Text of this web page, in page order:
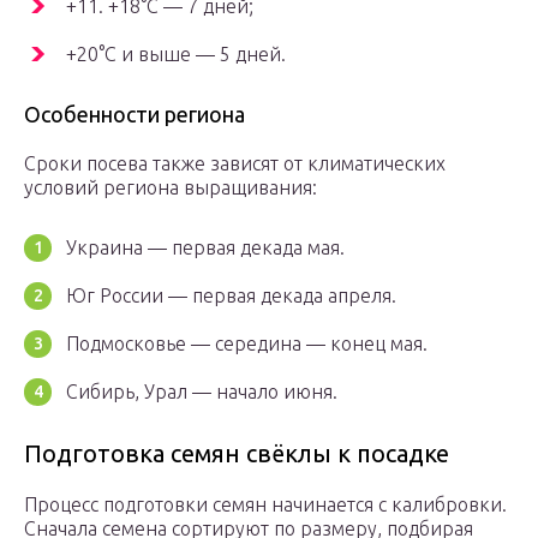
+11. +18°С — 7 дней;
+20°С и выше — 5 дней.
Особенности региона
Сроки посева также зависят от климатических
условий региона выращивания:
Украина — первая декада мая.
Юг России — первая декада апреля.
Подмосковье — середина — конец мая.
Сибирь, Урал — начало июня.
Подготовка семян свёклы к посадке
Процесс подготовки семян начинается с калибровки.
Сначала семена сортируют по размеру, подбирая